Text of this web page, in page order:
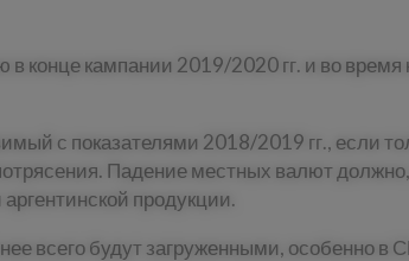
конце кампании 2019/2020 гг. и во
с показателями 2018/2019 гг., если
Падение местных валют должно,
продукции.
всего будут загруженными, особенно в